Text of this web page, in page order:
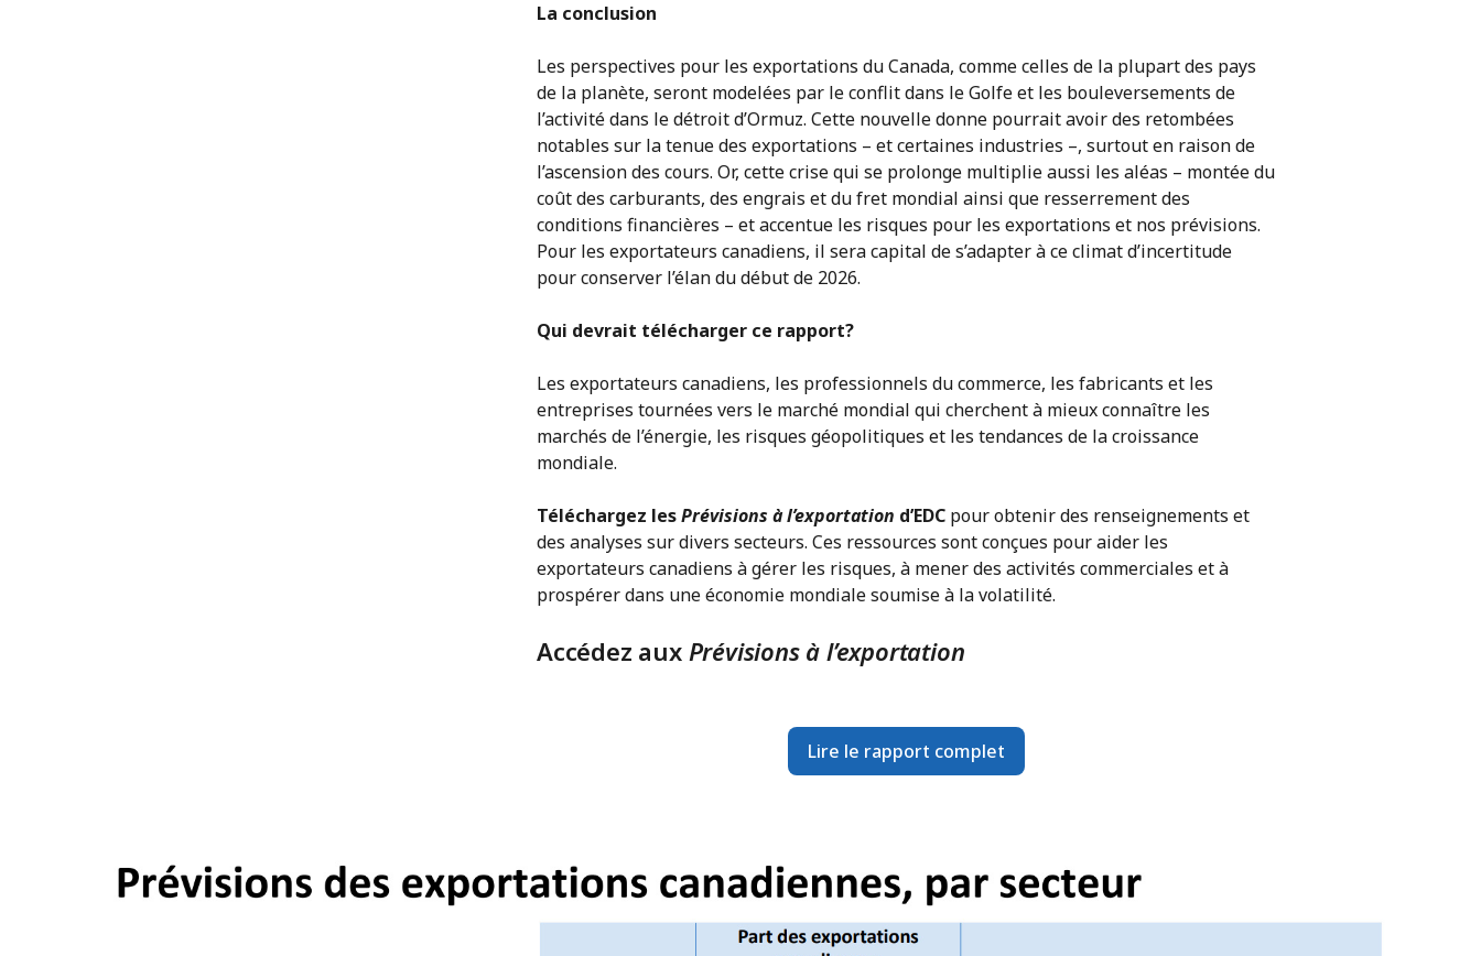
La conclusion
Les perspectives pour les exportations du Canada, comme celles de la plupart des pays
de la planète, seront modelées par le conflit dans le Golfe et les bouleversements de
l’activité dans le détroit d’Ormuz. Cette nouvelle donne pourrait avoir des retombées
notables sur la tenue des exportations – et certaines industries –, surtout en raison de
l’ascension des cours. Or, cette crise qui se prolonge multiplie aussi les aléas – montée du
coût des carburants, des engrais et du fret mondial ainsi que resserrement des
conditions financières – et accentue les risques pour les exportations et nos prévisions.
Pour les exportateurs canadiens, il sera capital de s’adapter à ce climat d’incertitude
pour conserver l’élan du début de 2026.
Qui devrait télécharger ce rapport?
Les exportateurs canadiens, les professionnels du commerce, les fabricants et les
entreprises tournées vers le marché mondial qui cherchent à mieux connaître les
marchés de l’énergie, les risques géopolitiques et les tendances de la croissance
mondiale.
Téléchargez lesPrévisions à l’exportation d’EDC pour obtenir des renseignements et
des analyses sur divers secteurs. Ces ressources sont conçues pour aider les
exportateurs canadiens à gérer les risques, à mener des activités commerciales et à
prospérer dans une économie mondiale soumise à la volatilité.
Accédez aux Prévisions à l’exportation
Lire le rapport complet